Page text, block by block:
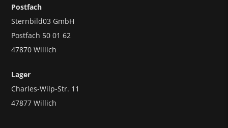
Postfach
Sternbild03 GmbH
Postfach 50 01 62
47870 Willich
Lager
Charles-Wilp-Str. 11
47877 Willich